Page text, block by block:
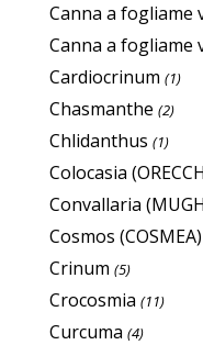
Canna a fogliame
Canna a fogliame
Cardiocrinum (1)
Chasmanthe (2)
Chlidanthus (1)
Colocasia
Convallaria
Cosmos (COSMEA)
Crinum (5)
Crocosmia (11)
Curcuma (4)